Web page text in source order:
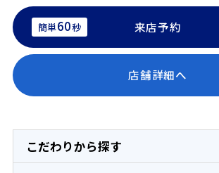
簡単60秒 来店予約
店舗詳細へ
こだわりから探す